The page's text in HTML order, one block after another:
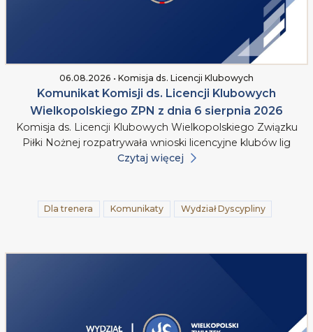
06.08.2026 • Komisja ds. Licencji Klubowych
Komunikat Komisji ds. Licencji Klubowych
Wielkopolskiego ZPN z dnia 6 sierpnia 2026
Komisja ds. Licencji Klubowych Wielkopolskiego Związku
Piłki Nożnej rozpatrywała wnioski licencyjne klubów lig
Czytaj więcej
Dla trenera Komunikaty Wydział Dyscypliny